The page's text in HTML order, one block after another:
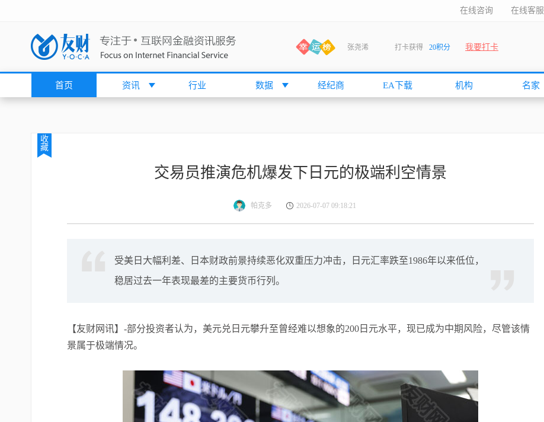
在线咨询 在线客服
张尧浠 打卡获得 20积分
打卡获得
何小冰 打卡获得 10积分
张尧浠
张尧浠 打卡获得 10积分
袁友江 打卡获得 20积分
张尧浠 打卡获得 10积分
何小冰 打卡获得 10积分
我要打卡
首页 资讯 行业 数据 经纪商 EA下载 机构 名家
收
藏
交易员推演危机爆发下日元的极端利空情景
帕克多 2026-07-07 09:18:21
受美日大幅利差、日本财政前景持续恶化双重压力冲击，日元汇率跌至1986年以来低位，
稳居过去一年表现最差的主要货币行列。
【友财网讯】-部分投资者认为，美元兑日元攀升至曾经难以想象的200日元水平，现已成为中期风险，尽管该情
景属于极端情况。